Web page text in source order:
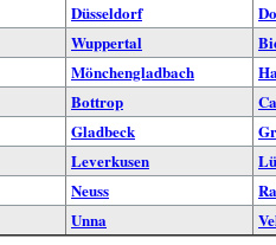
Düsseldorf
Wuppertal
Mönchengladbach
Bottrop
Gladbeck
Leverkusen
Neuss
Unna